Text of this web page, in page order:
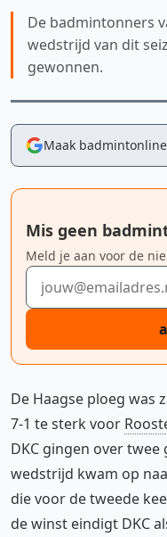
De badmintonners
wedstrijd van dit
gewonnen.
Maak
Mis geen
Meld je aan voor de
E-mailadres
De Haagse ploeg was
7-1 te sterk voor
DKC gingen over
wedstrijd kwam op
die voor de tweede
de winst eindigt DKC